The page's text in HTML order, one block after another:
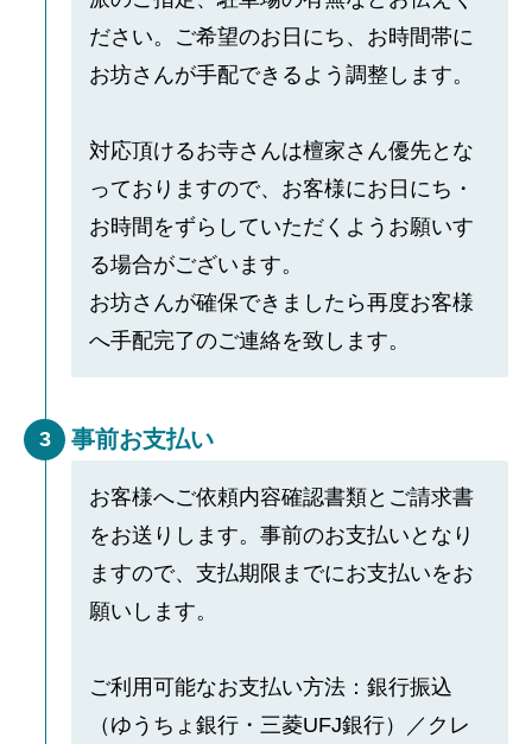
ださい。ご希望のお日にち、お時間帯に
お坊さんが手配できるよう調整します。
対応頂けるお寺さんは檀家さん優先とな
っておりますので、お客様にお日にち・
お時間をずらしていただくようお願いす
る場合がございます。
お坊さんが確保できましたら再度お客様
へ手配完了のご連絡を致します。
3 事前お支払い
お客様へご依頼内容確認書類とご請求書
をお送りします。事前のお支払いとなり
ますので、支払期限までにお支払いをお
願いします。
ご利用可能なお支払い方法：銀行振込
（ゆうちょ銀行・三菱UFJ銀行）／クレ